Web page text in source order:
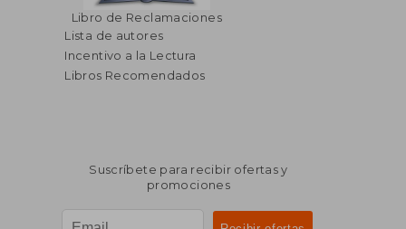
Libro de Reclamaciones
Lista de autores
Incentivo a la Lectura
Libros Recomendados
Suscríbete para recibir ofertas y
promociones